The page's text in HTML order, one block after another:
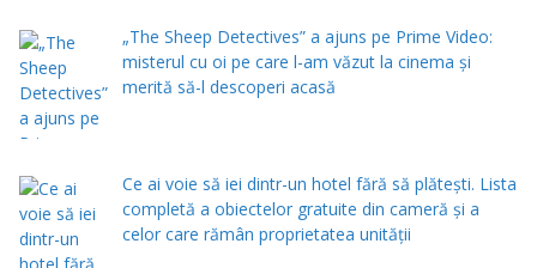
„The Sheep Detectives” a ajuns pe Prime Video:
misterul cu oi pe care l-am văzut la cinema și
merită să-l descoperi acasă
Ce ai voie să iei dintr-un hotel fără să plătești. Lista
completă a obiectelor gratuite din cameră și a
celor care rămân proprietatea unității